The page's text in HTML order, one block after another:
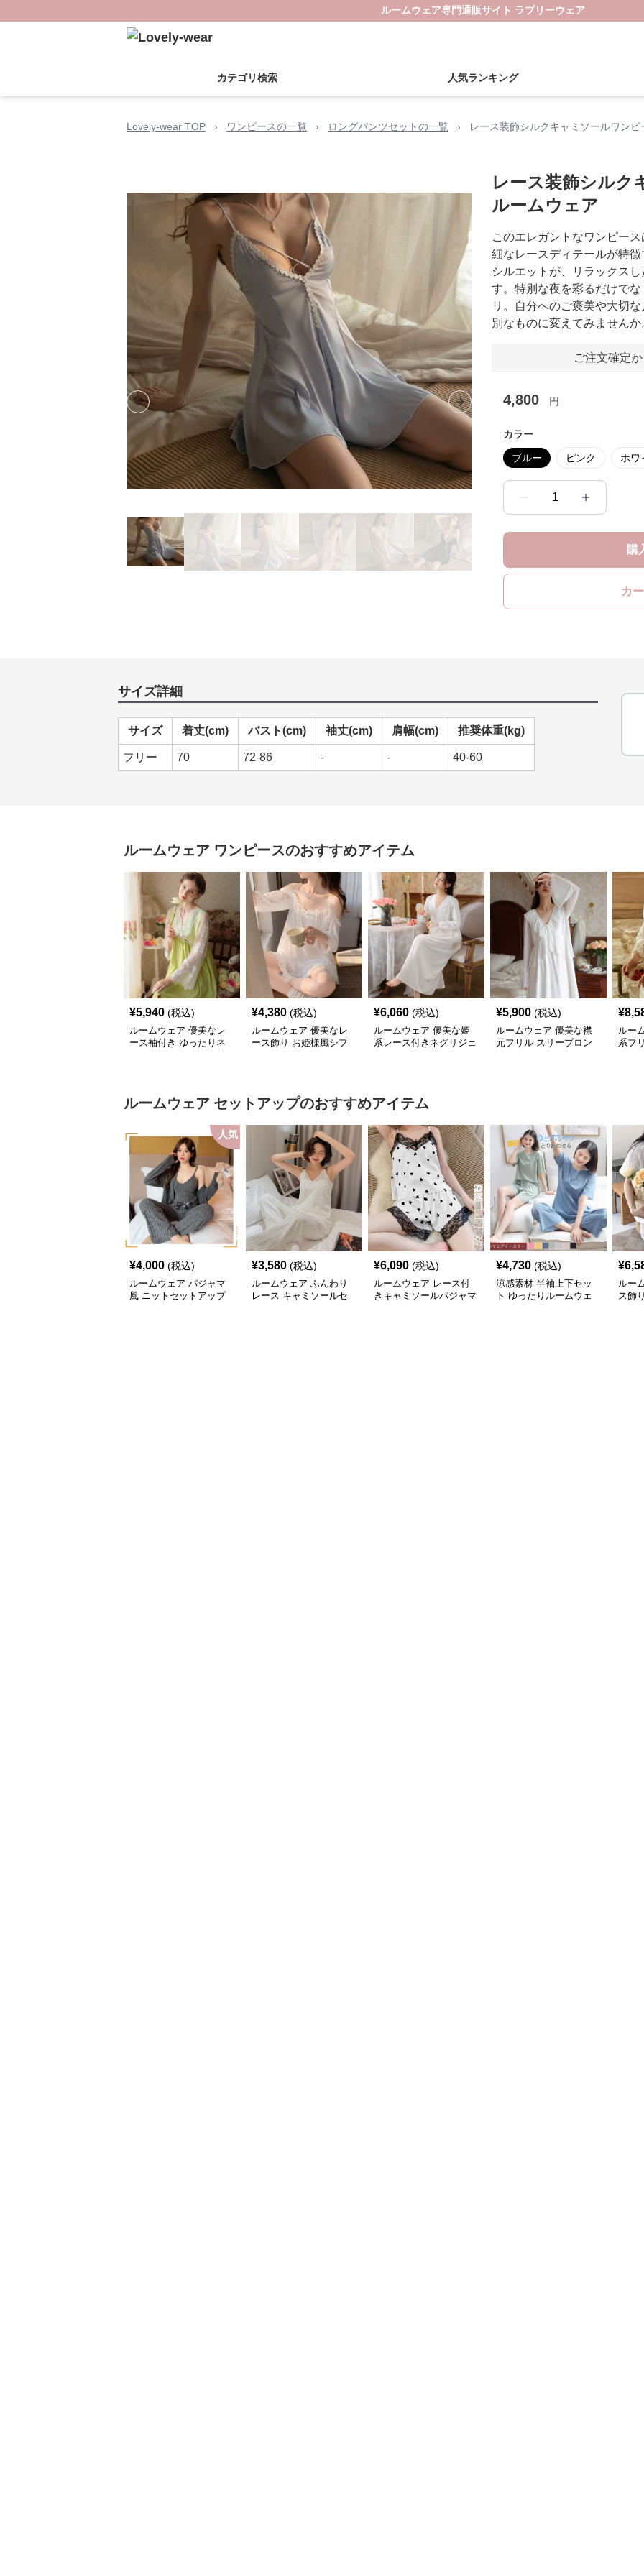
ルームウェア専門通販サイト ラブリーウェア
カテゴリ検索 人気ランキング
Lovely-wear TOP › ワンピースの一覧 › ロングパンツセットの一覧 › レース装飾シルクキャミソールワン
Previous slide Next slide
レース装飾シルク
ルームウェア
このエレガントなワンピー
細なレースディテールが特
シルエットが、リラックス
す。特別な夜を彩るだけで
リ。自分へのご褒美や大切
別なものに変えてみませんか
ご注文確定
4,800 円
カラー
ブルー ピンク ホワ
1
購
カ
サイズ詳細
サイズ 着丈(cm) バスト(cm) 袖丈(cm) 肩幅(cm) 推奨体重(kg)
フリー 70 72-86 - - 40-60
ルームウェア ワンピースのおすすめアイテム
¥5,940 (税込)
ルームウェア 優美なレ
ース袖付き ゆったりネ
¥4,380 (税込)
ルームウェア 優美なレ
ース飾り お姫様風シフ
¥6,060 (税込)
ルームウェア 優美な姫
系レース付きネグリジェ
¥5,900 (税込)
ルームウェア 優美な襟
元フリル スリーブロン
¥
ルー
系フ
ルームウェア セットアップのおすすめアイテム
人気
¥4,000 (税込)
ルームウェア パジャマ
風 ニットセットアップ
¥3,580 (税込)
ルームウェア ふんわり
レース キャミソールセ
¥6,090 (税込)
ルームウェア レース付
きキャミソールパジャマ
¥4,730 (税込)
涼感素材 半袖上下セッ
ト ゆったりルームウェ
¥
ルー
ス飾